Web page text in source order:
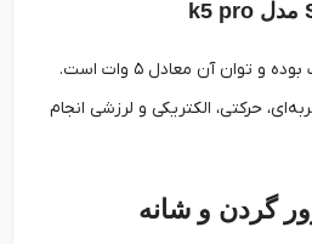
این ماساژور بسیار کم ‌مصرف بوده و توان آن معادل ۵ وات است.
الکتریکی و لرزشی انجام
گردن و شانه